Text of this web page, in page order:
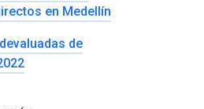
en Medellín
de